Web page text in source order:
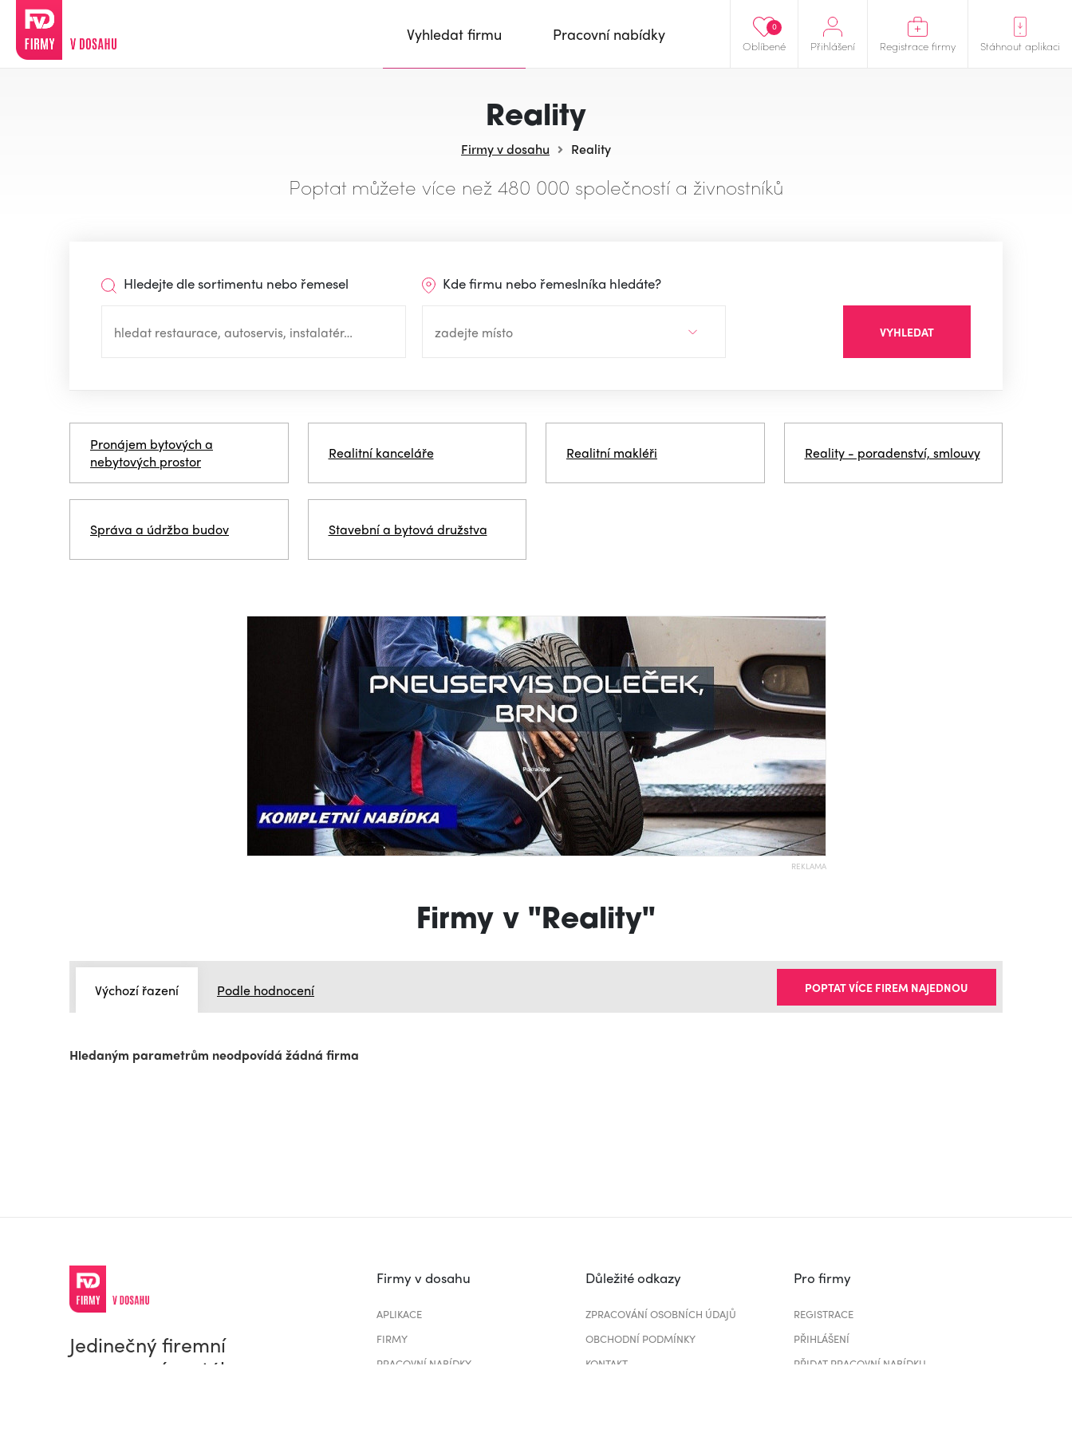
Oblíbené
0
Přihlášení Registrace firmy Stáhnout aplikaci
Vyhledat firmu Pracovní nabídky
Reality
Firmy v dosahu Reality
Poptat můžete více než 480 000 společností a živnostníků
Hledejte dle sortimentu nebo řemesel Kde firmu nebo řemeslníka hledáte?
VYHLEDAT
Pronájem bytových a
nebytových prostor
Realitní kanceláře Realitní makléři Reality - poradenství, smlouvy
Správa a údržba budov Stavební a bytová družstva
REKLAMA
Firmy v "Reality"
Výchozí řazení Podle hodnocení POPTAT VÍCE FIREM NAJEDNOU
Hledaným parametrům neodpovídá žádná firma
Jedinečný firemní
a pracovní portál
Firmy v dosahu
APLIKACE
FIRMY
PRACOVNÍ NABÍDKY
Důležité odkazy
ZPRACOVÁNÍ OSOBNÍCH ÚDAJŮ
OBCHODNÍ PODMÍNKY
KONTAKT
Pro firmy
REGISTRACE
PŘIHLÁŠENÍ
PŘIDAT PRACOVNÍ NABÍDKU